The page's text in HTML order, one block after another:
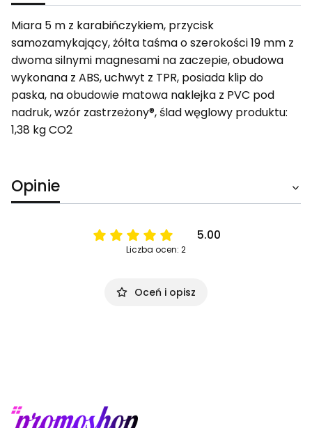
Miara 5 m z karabińczykiem, przycisk
samozamykający, żółta taśma o szerokości 19 mm z
dwoma silnymi magnesami na zaczepie, obudowa
wykonana z ABS, uchwyt z TPR, posiada klip do
paska, na obudowie matowa naklejka z PVC pod
nadruk, wzór zastrzeżony®, ślad węglowy produktu:
1,38 kg CO2
Opinie
5.00
Liczba ocen: 2
Oceń i opisz